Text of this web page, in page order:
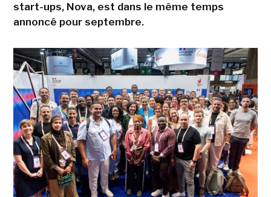
start-ups, Nova, est dans le même temps
annoncé pour septembre.